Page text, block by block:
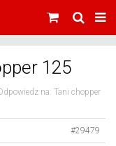
125
na: Tani chopper
#29479